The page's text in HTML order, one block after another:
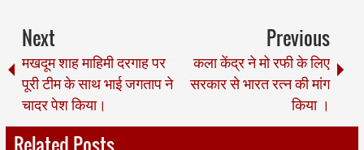
Next
मखदूम शाह माहिमी दरगाह पर
पूरी टीम के साथ भाई जगताप ने
चादर पेश किया।
Previous
कला केंद्र ने मो रफी के लिए
सरकार से भारत रत्न की मांग
किया ।
Related Posts